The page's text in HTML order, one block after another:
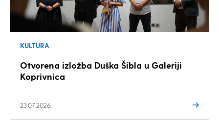
KULTURA
Otvorena izložba Duška Šibla u Galeriji
Koprivnica
23.07.2026.